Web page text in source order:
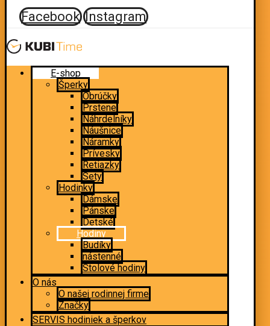
Facebook Instagram
E-shop
Šperky
Obrúčky
Prstene
Náhrdelníky
Náušnice
Náramky
Prívesky
Retiazky
Sety
Hodinky
Dámske
Pánske
Detské
Hodiny
Budíky
nástenné
Stolové hodiny
O nás
O našej rodinnej firme
Značky
SERVIS hodiniek a šperkov